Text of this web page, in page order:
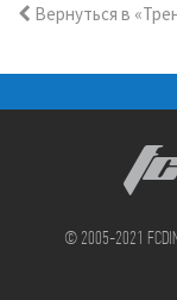
Вернуться в
© 2005-2021